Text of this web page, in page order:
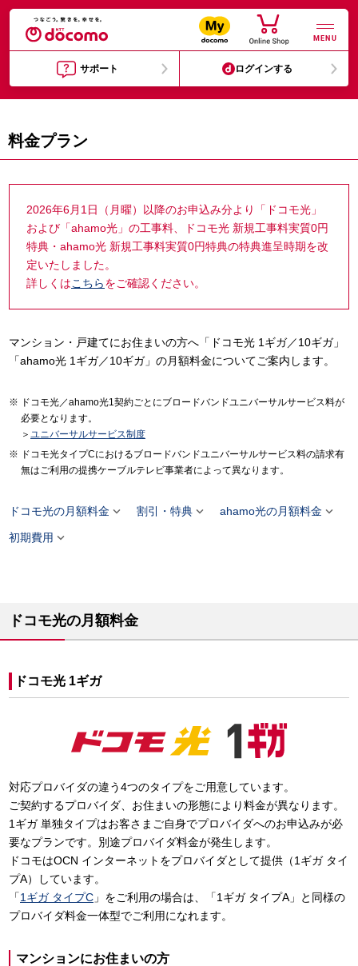
MENU
サポート ログインする
料金プラン
2026年6月1日（月曜）以降のお申込み分より「ドコモ光」
および「ahamo光」の工事料、ドコモ光 新規工事料実質0円
特典・ahamo光 新規工事料実質0円特典の特典進呈時期を改
定いたしました。
詳しくはこちらをご確認ください。
マンション・戸建てにお住まいの方へ「ドコモ光 1ギガ／10ギガ」
「ahamo光 1ギガ／10ギガ」の月額料金についてご案内します。
ドコモ光／ahamo光1契約ごとにブロードバンドユニバーサルサービス料が
必要となります。
＞ ユニバーサルサービス制度
ドコモ光タイプCにおけるブロードバンドユニバーサルサービス料の請求有
無はご利用の提携ケーブルテレビ事業者によって異なります。
ドコモ光の月額料金  割引・特典 ahamo光の月額料金 
初期費用 
ドコモ光の月額料金
ドコモ光 1ギガ
対応プロバイダの違う4つのタイプをご用意しています。
ご契約するプロバイダ、お住まいの形態により料金が異なります。
1ギガ 単独タイプはお客さまご自身でプロバイダへのお申込みが必
要なプランです。別途プロバイダ料金が発生します。
ドコモはOCN インターネットをプロバイダとして提供（1ギガ タイ
プA）しています。
「1ギガ タイプC 」をご利用の場合は、「1ギガ タイプA」と同様の
プロバイダ料金一体型でご利用になれます。
マンションにお住まいの方